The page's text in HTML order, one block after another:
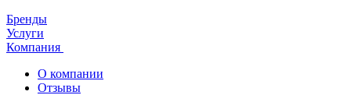
Бренды
Услуги
Компания
О компании
Отзывы